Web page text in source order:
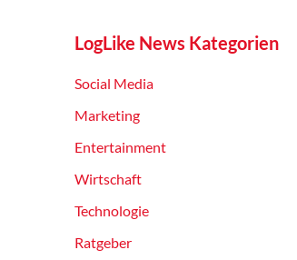
LogLike News Kategorien
Social Media
Marketing
Entertainment
Wirtschaft
Technologie
Ratgeber